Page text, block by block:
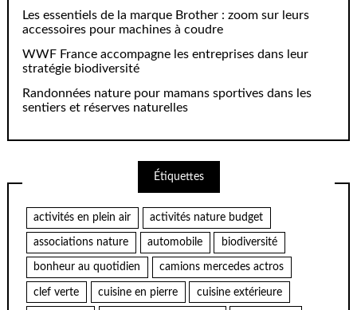
Les essentiels de la marque Brother : zoom sur leurs
accessoires pour machines à coudre
WWF France accompagne les entreprises dans leur
stratégie biodiversité
Randonnées nature pour mamans sportives dans les
sentiers et réserves naturelles
Étiquettes
activités en plein air activités nature budget
associations nature automobile biodiversité
bonheur au quotidien camions mercedes actros
clef verte cuisine en pierre cuisine extérieure